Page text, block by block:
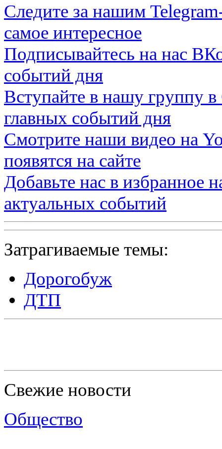
Следите за нашим
самое интересное
Подписывайтесь на нас
событий дня
Вступайте в нашу группу в
главных событий дня
Смотрите наши видео на
появятся на сайте
Добавьте нас в избранное
актуальных событий
Затрагиваемые темы:
Дорогобуж
ДТП
Свежие новости
Общество